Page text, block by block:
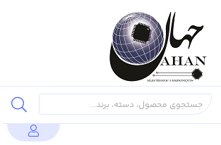
کریستال و
کریستال 16.588MHZ پایه دار، بسته بندی